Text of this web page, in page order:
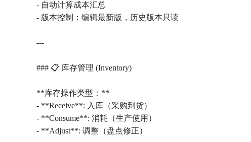
- 自动计算成本汇总
- 版本控制：编辑最新版，历史版本只读
---
### 📋 库存管理 (Inventory)
**库存操作类型：**
- **Receive**: 入库（采购到货）
- **Consume**: 消耗（生产使用）
- **Adjust**: 调整（盘点修正）